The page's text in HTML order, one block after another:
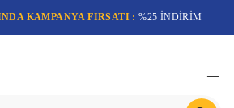
KAMPANYA FIRSATI : %25 İNDİRİM